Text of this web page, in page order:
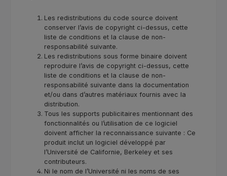
Les redistributions du code source doivent
conserver l’avis de copyright ci-dessus, cette
liste de conditions et la clause de non-
responsabilité suivante.
Les redistributions sous forme binaire doivent
reproduire l’avis de copyright ci-dessus, cette
liste de conditions et la clause de non-
responsabilité suivante dans la documentation
et/ou dans d’autres matériaux fournis avec la
distribution.
Tous les supports publicitaires mentionnant des
fonctionnalités ou l’utilisation de ce logiciel
doivent afficher la reconnaissance suivante : Ce
produit inclut un logiciel développé par
l’Université de Californie, Berkeley et ses
contributeurs.
Ni le nom de l’Université ni les noms de ses